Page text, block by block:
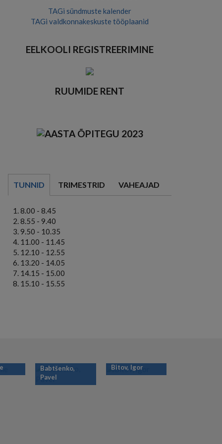
TAGi sündmuste kalender
TAGi valdkonnakeskuste tööplaanid
EELKOOLI REGISTREERIMINE
RUUMIDE RENT
TUNNID TRIMESTRID VAHEAJAD
8.00 - 8.45
8.55 - 9.40
9.50 - 10.35
11.00 - 11.45
12.10 - 12.55
13.20 - 14.05
14.15 - 15.00
15.10 - 15.55
Babtšenko,
Pavel
Bitov, Igor